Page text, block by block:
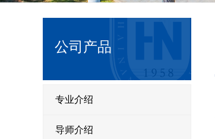
公司产品
专业介绍
导师介绍